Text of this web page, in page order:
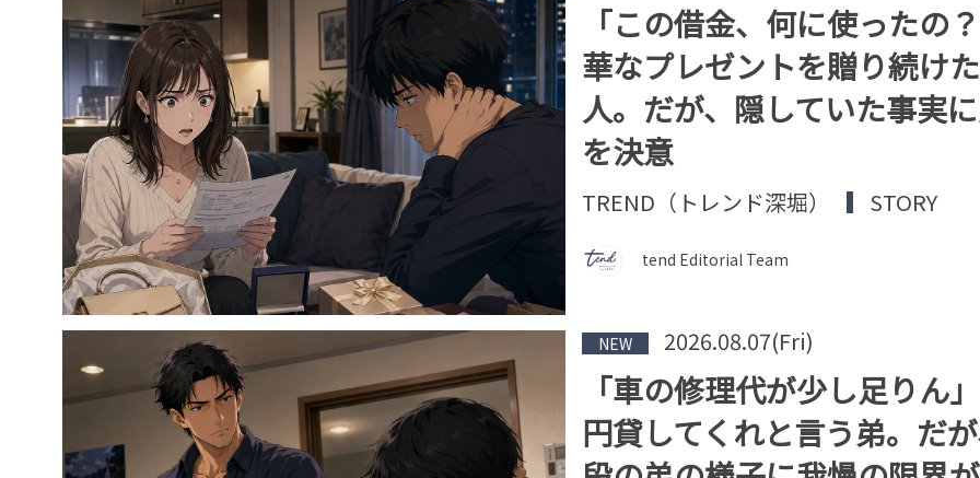
「この借金、何に使ったの
華なプレゼントを贈り続け
人。だが、隠していた事実
を決意
TREND（トレンド深堀） STORY
tend Editorial Team
NEW 2026.08.07(Fri)
「車の修理代が少し足りん
円貸してくれと言う弟。だ